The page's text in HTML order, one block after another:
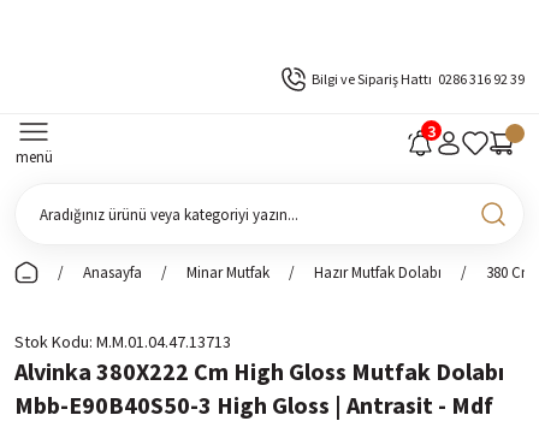
Bilgi ve Sipariş Hattı 0286 316 92 39
menü
Anasayfa Minar Mutfak Hazır Mutfak Dolabı 380 Cm
Stok Kodu M.M.01.04.47.13713
Alvinka 380X222 Cm High Gloss Mutfak Dolabı
Mbb-E90B40S50-3 High Gloss | Antrasit - Mdf